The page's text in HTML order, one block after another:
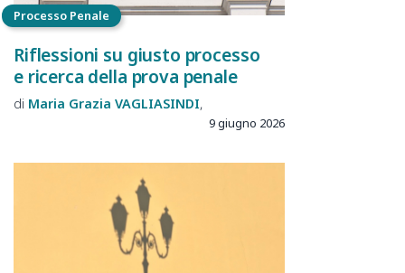
Processo Penale
Riflessioni su giusto processo
e ricerca della prova penale
Maria Grazia VAGLIASINDI
9 giugno 2026